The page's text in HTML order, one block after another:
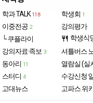
학과 TALK 118
이중전공 2
└ 쿠플라이
강의자료·족보 3
동아리 11
스터디 4
고대뉴스
학생회 1
강의평가
restaurant 학생식
셔틀버스
열람실 (실
수강신청
고파스 위